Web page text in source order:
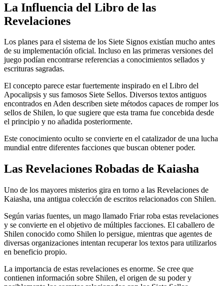
La Influencia del Libro de las
Revelaciones
Los planes para el sistema de los Siete Signos existían mucho antes
de su implementación oficial. Incluso en las primeras versiones del
juego podían encontrarse referencias a conocimientos sellados y
escrituras sagradas.
El concepto parece estar fuertemente inspirado en el Libro del
Apocalipsis y sus famosos Siete Sellos. Diversos textos antiguos
encontrados en Aden describen siete métodos capaces de romper los
sellos de Shilen, lo que sugiere que esta trama fue concebida desde
el principio y no añadida posteriormente.
Este conocimiento oculto se convierte en el catalizador de una lucha
mundial entre diferentes facciones que buscan obtener poder.
Las Revelaciones Robadas de Kaiasha
Uno de los mayores misterios gira en torno a las Revelaciones de
Kaiasha, una antigua colección de escritos relacionados con Shilen.
Según varias fuentes, un mago llamado Friar roba estas revelaciones
y se convierte en el objetivo de múltiples facciones. El caballero de
Shilen conocido como Shilen lo persigue, mientras que agentes de
diversas organizaciones intentan recuperar los textos para utilizarlos
en beneficio propio.
La importancia de estas revelaciones es enorme. Se cree que
contienen información sobre Shilen, el origen de su poder y